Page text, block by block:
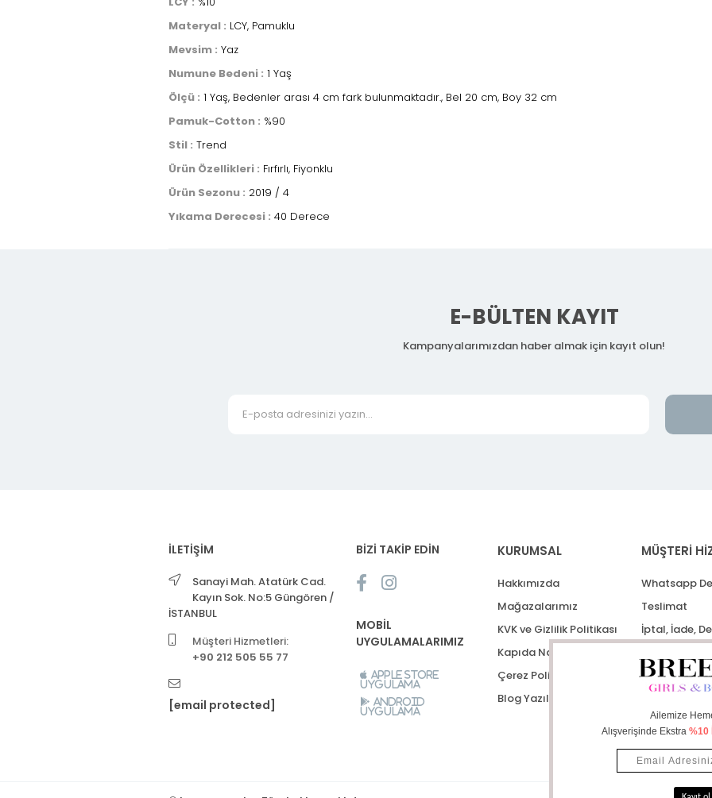
Materyal : LCY, Pamuklu
Mevsim : Yaz
Numune Bedeni : 1 Yaş
Ölçü : 1 Yaş, Bedenler arası 4 cm fark bulunmaktadır., Bel 20 cm, Boy 32 cm
Pamuk-Cotton : %90
Stil : Trend
Ürün Özellikleri : Fırfırlı, Fiyonklu
Ürün Sezonu : 2019 / 4
Yıkama Derecesi : 40 Derece
E-BÜLTEN KAYIT
Kampanyalarımızdan haber almak için kayıt olun!
İLETİŞİM
Sanayi Mah. Atatürk Cad.
Kayın Sok. No:5 Güngören /
İSTANBUL
Müşteri Hizmetleri:
+90 212 505 55 77
[email protected]
BİZİ TAKİP EDİN
MOBİL
UYGULAMALARIMIZ
Apple Store
Uygulama
Android
Uygulama
KURUMSAL
Hakkımızda
Mağazalarımız
KVK ve Gizlilik Politikası
Kapıda Nakit Ödeme
Çerez Politikası
Blog Yazıları
MÜŞTERİ
Whatsapp
Teslimat
İptal, İade,